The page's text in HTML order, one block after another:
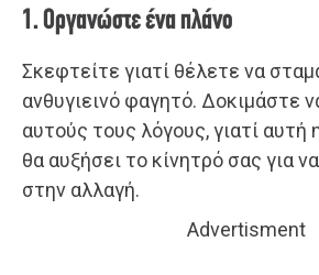
1. Οργανώστε ένα πλάνο
Σκεφτείτε γιατί θέλετε να
ανθυγιεινό φαγητό. Δοκιμάστε
αυτούς τους λόγους, γιατί αυτή
θα αυξήσει το κίνητρό σας για
στην αλλαγή.
Advertisment